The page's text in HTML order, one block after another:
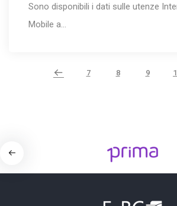
Sono disponibili i dati sulle utenze
Mobile a…
7 8 9